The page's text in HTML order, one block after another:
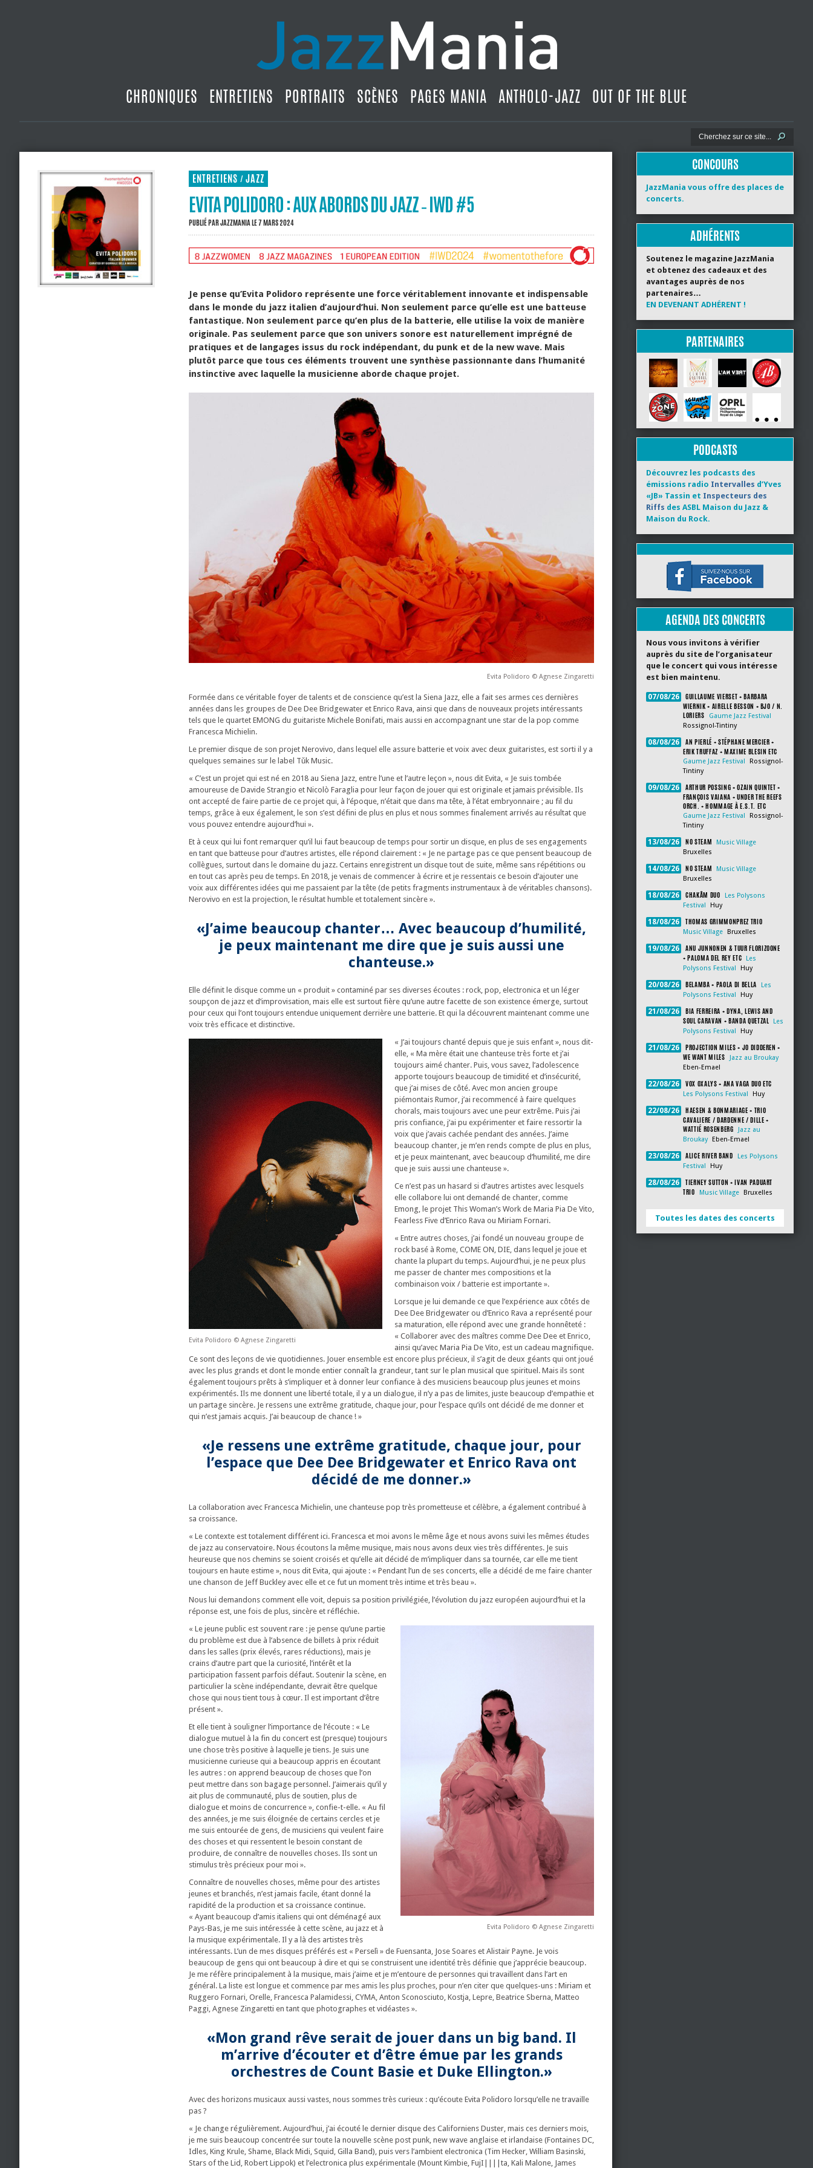
CHRONIQUES ENTRETIENS PORTRAITS SCÈNES PAGES MANIA ANTHOLO-JAZZ OUT OF THE BLUE
ENTRETIENS / JAZZ
EVITA POLIDORO : AUX ABORDS DU JAZZ ‐ IWD #5
PUBLIÉ PARJAZZMANIALE 7 MARS 2024
Je pense qu’Evita Polidoro représente une force véritablement innovante et indispensable
dans le monde du jazz italien d’aujourd’hui. Non seulement parce qu’elle est une batteuse
fantastique. Non seulement parce qu’en plus de la batterie, elle utilise la voix de manière
originale. Pas seulement parce que son univers sonore est naturellement imprégné de
pratiques et de langages issus du rock indépendant, du punk et de la new wave. Mais
plutôt parce que tous ces éléments trouvent une synthèse passionnante dans l’humanité
instinctive avec laquelle la musicienne aborde chaque projet.
Evita Polidoro © Agnese Zingaretti
Formée dans ce véritable foyer de talents et de conscience qu’est la Siena Jazz, elle a fait ses armes ces dernières
années dans les groupes de Dee Dee Bridgewater et Enrico Rava, ainsi que dans de nouveaux projets intéressants
tels que le quartet EMONG du guitariste Michele Bonifati, mais aussi en accompagnant une star de la pop comme
Francesca Michielin.
Le premier disque de son projet Nerovivo, dans lequel elle assure batterie et voix avec deux guitaristes, est sorti il y a
quelques semaines sur le label Tǔk Music.
« C’est un projet qui est né en 2018 au Siena Jazz, entre l’une et l’autre leçon », nous dit Evita, « Je suis tombée
amoureuse de Davide Strangio et Nicolò Faraglia pour leur façon de jouer qui est originale et jamais prévisible. Ils
ont accepté de faire partie de ce projet qui, à l’époque, n’était que dans ma tête, à l’état embryonnaire ; au fil du
temps, grâce à eux également, le son s’est défini de plus en plus et nous sommes finalement arrivés au résultat que
vous pouvez entendre aujourd’hui ».
Et à ceux qui lui font remarquer qu’il lui faut beaucoup de temps pour sortir un disque, en plus de ses engagements
en tant que batteuse pour d’autres artistes, elle répond clairement : « Je ne partage pas ce que pensent beaucoup de
collègues, surtout dans le domaine du jazz. Certains enregistrent un disque tout de suite, même sans répétitions ou
en tout cas après peu de temps. En 2018, je venais de commencer à écrire et je ressentais ce besoin d’ajouter une
voix aux différentes idées qui me passaient par la tête (de petits fragments instrumentaux à de véritables chansons).
Nerovivo en est la projection, le résultat humble et totalement sincère ».
«J’aime beaucoup chanter… Avec beaucoup d’humilité,
je peux maintenant me dire que je suis aussi une
chanteuse.»
Elle définit le disque comme un « produit » contaminé par ses diverses écoutes : rock, pop, electronica et un léger
soupçon de jazz et d’improvisation, mais elle est surtout fière qu’une autre facette de son existence émerge, surtout
pour ceux qui l’ont toujours entendue uniquement derrière une batterie. Et qui la découvrent maintenant comme une
voix très efficace et distinctive.
Evita Polidoro © Agnese Zingaretti
« J’ai toujours chanté depuis que je suis enfant », nous dit-
elle, « Ma mère était une chanteuse très forte et j’ai
toujours aimé chanter. Puis, vous savez, l’adolescence
apporte toujours beaucoup de timidité et d’insécurité,
que j’ai mises de côté. Avec mon ancien groupe
piémontais Rumor, j’ai recommencé à faire quelques
chorals, mais toujours avec une peur extrême. Puis j’ai
pris confiance, j’ai pu expérimenter et faire ressortir la
voix que j’avais cachée pendant des années. J’aime
beaucoup chanter, je m’en rends compte de plus en plus,
et je peux maintenant, avec beaucoup d’humilité, me dire
que je suis aussi une chanteuse ».
Ce n’est pas un hasard si d’autres artistes avec lesquels
elle collabore lui ont demandé de chanter, comme
Emong, le projet This Woman’s Work de Maria Pia De Vito,
Fearless Five d’Enrico Rava ou Miriam Fornari.
« Entre autres choses, j’ai fondé un nouveau groupe de
rock basé à Rome, COME ON, DIE, dans lequel je joue et
chante la plupart du temps. Aujourd’hui, je ne peux plus
me passer de chanter mes compositions et la
combinaison voix / batterie est importante ».
Lorsque je lui demande ce que l’expérience aux côtés de
Dee Dee Bridgewater ou d’Enrico Rava a représenté pour
sa maturation, elle répond avec une grande honnêteté :
« Collaborer avec des maîtres comme Dee Dee et Enrico,
ainsi qu’avec Maria Pia De Vito, est un cadeau magnifique.
Ce sont des leçons de vie quotidiennes. Jouer ensemble est encore plus précieux, il s’agit de deux géants qui ont joué
avec les plus grands et dont le monde entier connaît la grandeur, tant sur le plan musical que spirituel. Mais ils sont
également toujours prêts à s’impliquer et à donner leur confiance à des musiciens beaucoup plus jeunes et moins
expérimentés. Ils me donnent une liberté totale, il y a un dialogue, il n’y a pas de limites, juste beaucoup d’empathie et
un partage sincère. Je ressens une extrême gratitude, chaque jour, pour l’espace qu’ils ont décidé de me donner et
qui n’est jamais acquis. J’ai beaucoup de chance ! »
«Je ressens une extrême gratitude, chaque jour, pour
l’espace que Dee Dee Bridgewater et Enrico Rava ont
décidé de me donner.»
La collaboration avec Francesca Michielin, une chanteuse pop très prometteuse et célèbre, a également contribué à
sa croissance.
« Le contexte est totalement différent ici. Francesca et moi avons le même âge et nous avons suivi les mêmes études
de jazz au conservatoire. Nous écoutons la même musique, mais nous avons deux vies très différentes. Je suis
heureuse que nos chemins se soient croisés et qu’elle ait décidé de m’impliquer dans sa tournée, car elle me tient
toujours en haute estime », nous dit Evita, qui ajoute : « Pendant l’un de ses concerts, elle a décidé de me faire chanter
une chanson de Jeff Buckley avec elle et ce fut un moment très intime et très beau ».
Nous lui demandons comment elle voit, depuis sa position privilégiée, l’évolution du jazz européen aujourd’hui et la
réponse est, une fois de plus, sincère et réfléchie.
Evita Polidoro © Agnese Zingaretti
« Le jeune public est souvent rare : je pense qu’une partie
du problème est due à l’absence de billets à prix réduit
dans les salles (prix élevés, rares réductions), mais je
crains d’autre part que la curiosité, l’intérêt et la
participation fassent parfois défaut. Soutenir la scène, en
particulier la scène indépendante, devrait être quelque
chose qui nous tient tous à cœur. Il est important d’être
présent ».
Et elle tient à souligner l’importance de l’écoute : « Le
dialogue mutuel à la fin du concert est (presque) toujours
une chose très positive à laquelle je tiens. Je suis une
musicienne curieuse qui a beaucoup appris en écoutant
les autres : on apprend beaucoup de choses que l’on
peut mettre dans son bagage personnel. J’aimerais qu’il y
ait plus de communauté, plus de soutien, plus de
dialogue et moins de concurrence », confie-t-elle. « Au fil
des années, je me suis éloignée de certains cercles et je
me suis entourée de gens, de musiciens qui veulent faire
des choses et qui ressentent le besoin constant de
produire, de connaître de nouvelles choses. Ils sont un
stimulus très précieux pour moi ».
Connaître de nouvelles choses, même pour des artistes
jeunes et branchés, n’est jamais facile, étant donné la
rapidité de la production et sa croissance continue.
« Ayant beaucoup d’amis italiens qui ont déménagé aux
Pays-Bas, je me suis intéressée à cette scène, au jazz et à
la musique expérimentale. Il y a là des artistes très
intéressants. L’un de mes disques préférés est « Perselì » de Fuensanta, Jose Soares et Alistair Payne. Je vois
beaucoup de gens qui ont beaucoup à dire et qui se construisent une identité très définie que j’apprécie beaucoup.
Je me réfère principalement à la musique, mais j’aime et je m’entoure de personnes qui travaillent dans l’art en
général. La liste est longue et commence par mes amis les plus proches, pour n’en citer que quelques-uns : Miriam et
Ruggero Fornari, Orelle, Francesca Palamidessi, CYMA, Anton Sconosciuto, Kostja, Lepre, Beatrice Sberna, Matteo
Paggi, Agnese Zingaretti en tant que photographes et vidéastes ».
«Mon grand rêve serait de jouer dans un big band. Il
m’arrive d’écouter et d’être émue par les grands
orchestres de Count Basie et Duke Ellington.»
Avec des horizons musicaux aussi vastes, nous sommes très curieux : qu’écoute Evita Polidoro lorsqu’elle ne travaille
pas ?
« Je change régulièrement. Aujourd’hui, j’ai écouté le dernier disque des Californiens Duster, mais ces derniers mois,
je me suis beaucoup concentrée sur toute la nouvelle scène post punk, new wave anglaise et irlandaise (Fontaines DC,
Idles, King Krule, Shame, Black Midi, Squid, Gilla Band), puis vers l’ambient electronica (Tim Hecker, William Basinski,
Stars of the Lid, Robert Lippok) et l’electronica plus expérimentale (Mount Kimbie, FujI||||ta, Kali Malone, James
CONCOURS
JazzMania vous offre des places de
concerts.
ADHÉRENTS
Soutenez le magazine JazzMania
et obtenez des cadeaux et des
avantages auprès de nos
partenaires…
EN DEVENANT ADHÉRENT !
PARTENAIRES
PODCASTS
Découvrez les podcasts des
émissions radio Intervalles d’Yves
«JB» Tassin et Inspecteurs des
Riffs des ASBL Maison du Jazz &
Maison du Rock.
AGENDA DES CONCERTS
Nous vous invitons à vérifier
auprès du site de l’organisateur
que le concert qui vous intéresse
est bien maintenu.
07/08/26
GUILLAUME VIERSET + BARBARA
WIERNIK + AIRELLE BESSON + BJO / N.
LORIERS
Gaume Jazz Festival
Rossignol-Tintiny
08/08/26
AN PIERLÉ + STÉPHANE MERCIER +
ERIK TRUFFAZ + MAXIME BLESIN ETC
Gaume Jazz Festival
Rossignol-
Tintiny
09/08/26
ARTHUR POSSING + OZAIN QUINTET +
FRANÇOIS VAIANA + UNDER THE REEFS
ORCH. + HOMMAGE À E.S.T. ETC
Gaume Jazz Festival
Rossignol-
Tintiny
13/08/26 NO STEAM
Music Village
Bruxelles
14/08/26 NO STEAM
Music Village
Bruxelles
18/08/26 CHAKÂM DUO
Les Polysons
Festival
Huy
18/08/26 THOMAS GRIMMONPREZ TRIO
Music Village Bruxelles
19/08/26
ANU JUNNONEN & TUUR FLORIZOONE
+ PALOMA DEL REY ETC
Les
Polysons Festival
Huy
20/08/26 BELAMBA + PAOLA DI BELLA
Les
Polysons Festival
Huy
21/08/26
BIA FERREIRA + DYNA, LEWIS AND
SOUL CARAVAN + BANDA QUETZAL
Les
Polysons Festival
Huy
21/08/26
PROJECTION MILES + JO DIDDEREN +
WE WANT MILES
Jazz au Broukay
Eben-Emael
22/08/26 VOX OXALYS + ANA VAGA DUO ETC
Les Polysons Festival Huy
22/08/26
HAESEN & BONMARIAGE + TRIO
CAVALIERE / DARDENNE / DILLE +
WATTIÉ ROSENBERG
Jazz au
Broukay
Eben-Emael
23/08/26 ALICE RIVER BAND
Les Polysons
Festival
Huy
28/08/26
TIERNEY SUTTON + IVAN PADUART
TRIO
Music Village Bruxelles
Toutes les dates des concerts